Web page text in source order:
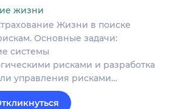
жизни
Жизни в поиске
Основные задачи:
системы
рисками и разработка
управления рисками…